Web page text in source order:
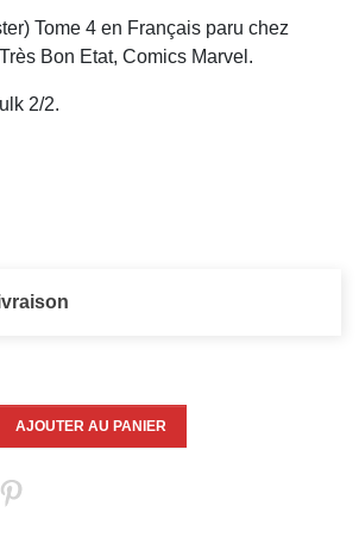
Tome 4 en Français paru chez
Bon Etat, Comics Marvel.
2/2.
AJOUTER AU PANIER